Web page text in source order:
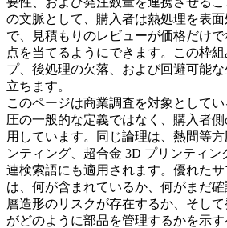
の文脈として、購入者は熱処理を表面
で、見積もりのレビューが価格だけ
点を当てるようにできます。この枠
プ、後処理の欠落、および回避可能
立ちます。
このページは商業調査を対象として
圧の一般的な定義ではなく、購入者
用しています。同じ論理は、熱間等
ンティング、超合金 3D プリンティン
連検索語にも適用されます。優れた
は、何が含まれているか、何がまだ
層造形のリスクが存在するか、そし
がどのように部品を管理するかを示す